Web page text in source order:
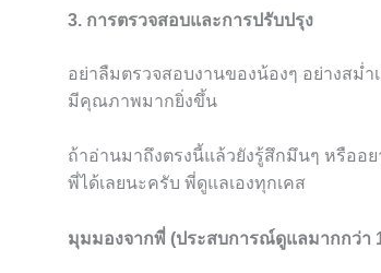
3. การตรวจสอบและการปรับปรุง
อย่าลืมตรวจสอบงานของน้องๆ อย่างสม่
มีคุณภาพมากยิ่งขึ้น
ถ้าอ่านมาถึงตรงนี้แล้วยังรู้สึกมึนๆ หรืออ
พี่ได้เลยนะครับ พี่ดูแลเองทุกเคส
มุมมองจากพี่ (ประสบการณ์ดูแลมากกว่า